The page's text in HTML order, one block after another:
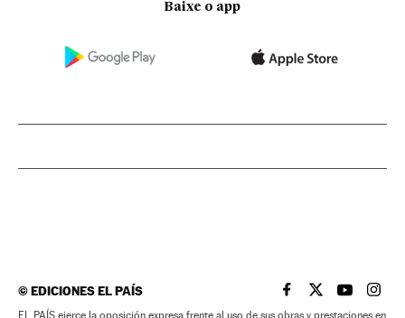
Baixe o app
©EDICIONES EL PAÍS EL PAÍS BRASIL EN
EL PAÍSEL PAÍS
EL
EL PAÍS ejerce la oposición expresa frente al uso de sus obras y prestaciones en